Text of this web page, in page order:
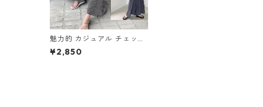
魅力的 カジュアル チェック
柄 オーバーオール オールイ
ンワン ワイドパンツ m-731
¥2,850